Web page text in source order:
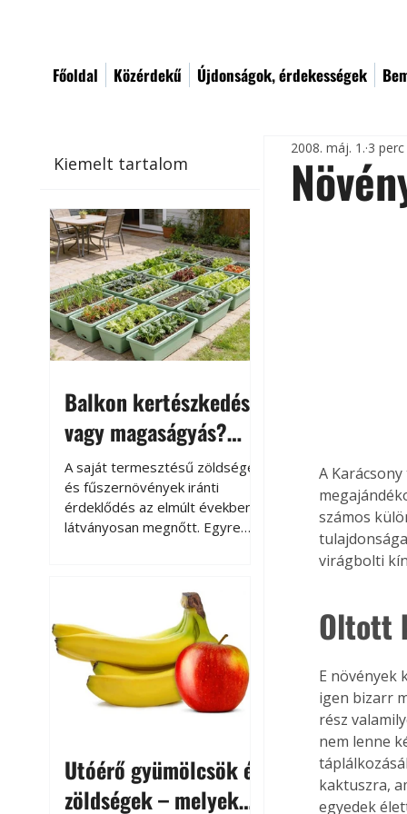
Főoldal Közérdekű Újdonságok, érdekességek
Kiemelt tartalom
Balkon kertészkedés
vagy magaságyás?
Helytakarékos
kertészkedés
A saját termesztésű zöldségek
és fűszernövények iránti
érdeklődés az elmúlt években
látványosan megnőtt. Egyre
kertészkedés sokak számára
kikapcsolódást és feltöltődést
is jelent.
Utóérő gyümölcsök és
zöldségek – melyek
2008. máj. 1. 3
A
számos
virágbolti
Oltott
E növények
igen bizarr
rész
nem lenne
kaktuszra,
egyedek